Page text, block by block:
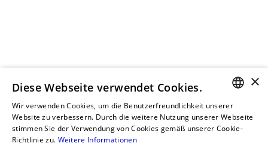
GERMAN
RUSSIAN
×
Diese Webseite verwendet Cookies.
Wir verwenden Cookies, um die Benutzerfreundlichkeit unserer
Website zu verbessern. Durch die weitere Nutzung unserer Webseite
stimmen Sie der Verwendung von Cookies gemäß unserer Cookie-
Richtlinie zu. Weitere Informationen